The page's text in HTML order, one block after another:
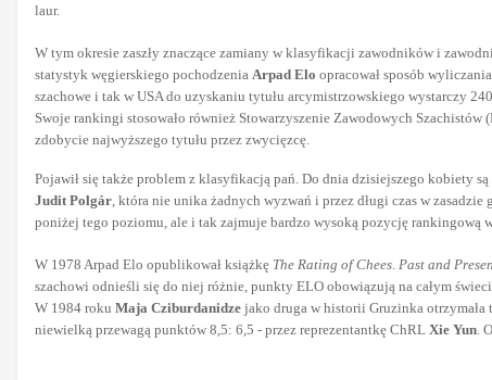
laur.
W tym okresie zaszły znaczące zamiany w klasyfikacji zawodników i
statystyk węgierskiego pochodzenia Arpad Elo opracował sposób
szachowe i tak w USA do uzyskaniu tytułu arcymistrzowskiego wystarczy
Swoje rankingi stosowało również Stowarzyszenie Zawodowych Szachistów
zdobycie najwyższego tytułu przez zwycięzcę.
Pojawił się także problem z klasyfikacją pań. Do dnia dzisiejszego kobiety
Judit Polgár , która nie unika żadnych wyzwań i przez długi czas w
poniżej tego poziomu, ale i tak zajmuje bardzo wysoką pozycję rankingową
W 1978 Arpad Elo opublikował książkę The Rating of Chees Past and
szachowi odnieśli się do niej różnie, punkty ELO obowiązują na całym
W 1984 roku Maja Cziburdanidze jako druga w historii Gruzinka
niewielką przewagą punktów 8,5: 6,5 - przez reprezentantkę ChRL Xie Yun .